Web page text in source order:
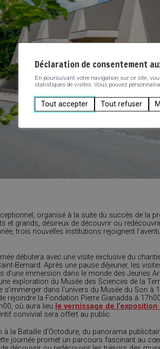
organisé à la suite du succès de la
et grands, désireux de découvrir ou
trois nouvelles institutions rejoignent
débutera avec une visite exclusive du
Bernard. Après une pause déjeuner, les
d’une immersion dans le monde des Jeunes
exploration du Musée des Sciences de la
s’immerger dans l’univers du Musée du Son à
rejoindre la Fondation Pierre Gianadda à
où aura lieu le vernissage de
convivial sera offert au public.
à la Bataille d’Octodure, du panorama
journée promet un parcours fascinant au
Déclaration de consentement
En poursuivant votre navigation sur ce site,
statistiques de visites. Vous pouvez
Tout accepter Tout refuser